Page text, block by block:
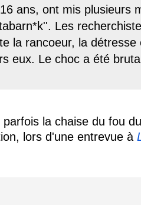
ans, ont mis plusieurs
Les
la rancoeur, la
eux. Le choc a été
la chaise du fou
lors d'une entrevue à